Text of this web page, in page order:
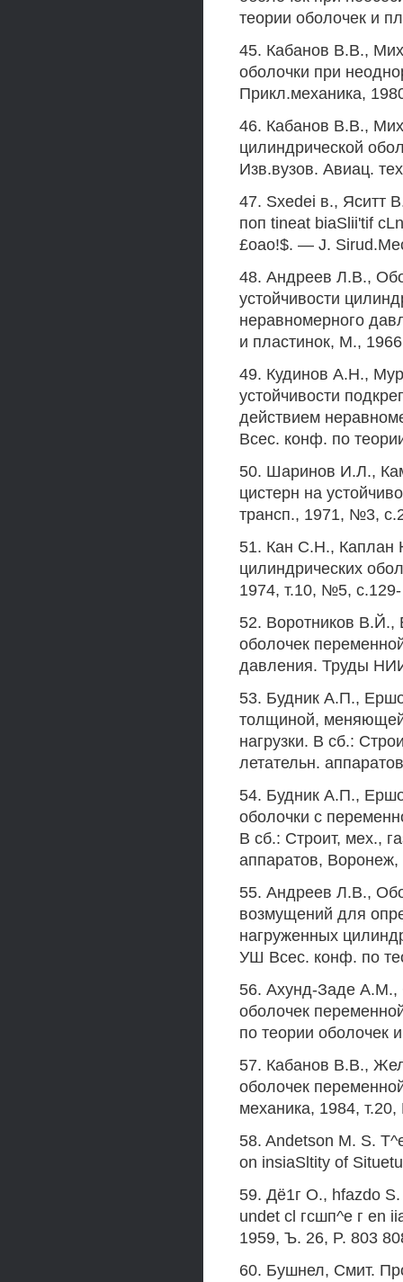
теории оболочек и
45. Кабанов В.В.,
оболочки при
Прикл.механика,
46. Кабанов В.В.,
цилиндрической
Изв.вузов. Авиац.
47. Sxedei в., Яситт
поп tineat biaSlii'tif
£oao!$. — J.
48. Андреев Л.В.,
устойчивости
неравномерного
и пластинок, М.,
49. Кудинов А.Н.,
устойчивости
действием
Всес. конф. по
50. Шаринов И.Л.,
цистерн на
трансп., 1971, №3,
51. Кан С.Н., Каплан
цилиндрических
1974, т.10, №5,
52. Воротников В.Й.,
оболочек
давления. Труды
53. Будник А.П.,
толщиной,
нагрузки. В сб.:
летательн.
54. Будник А.П.,
оболочки с
В сб.: Строит, мех.,
аппаратов,
55. Андреев Л.В.,
возмущений для
нагруженных
УШ Всес. конф. по
56. Ахунд-Заде A.M.,
оболочек
по теории оболочек
57. Кабанов В.В.,
оболочек
механика, 1984,
58. Andetson М. S.
on insiaSltity of
59. Дё1г O., hfazdo
undet cl гсшп^е г en
1959, Ъ. 26, P. 803
60. Бушнел, Смит.